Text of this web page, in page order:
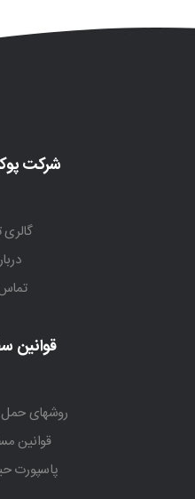
شرکت
گالری
قوانین
روشهای حمل
قوانین
پاسپورت